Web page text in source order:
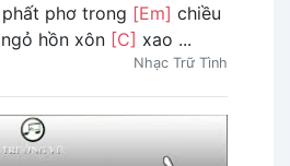
phơ trong [Em] chiều
hồn xôn [C] xao ...
Nhạc Trữ Tình